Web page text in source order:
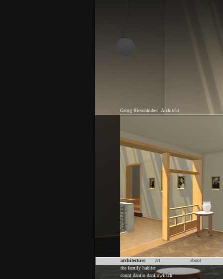
Georg Riesenhuber Architekt
architecture
the family habitat
count danilo danilowitsch
art about